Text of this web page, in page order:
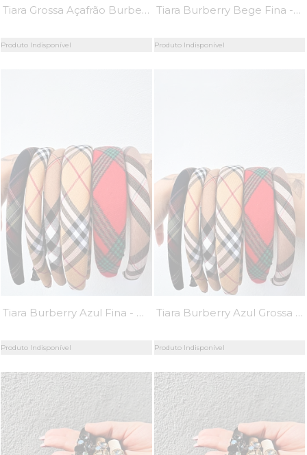
Tiara Grossa Açafrão Burberry - MiniMoni
Produto Indisponível
Tiara Burberry Bege Fina - MiniMoni
Produto Indisponível
Tiara Burberry Azul Fina - MiniMoni
Produto Indisponível
Tiara Burberry Azul Grossa - MiniMoni
Produto Indisponível